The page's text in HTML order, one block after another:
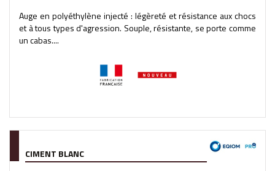
Auge en polyéthylène injecté : légèreté et résistance aux chocs
et à tous types d'agression. Souple, résistante, se porte comme
un cabas....
CIMENT BLANC